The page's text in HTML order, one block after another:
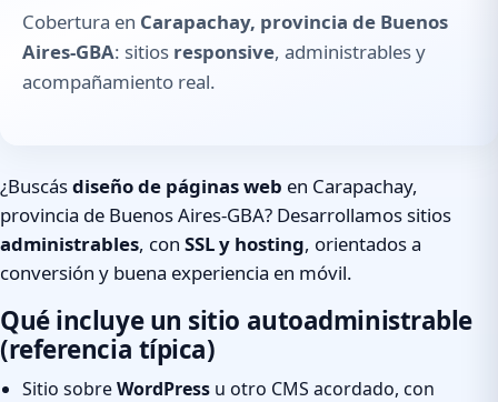
Cobertura en Carapachay, provincia de Buenos
Aires-GBA: sitios responsive, administrables y
acompañamiento real.
¿Buscásdiseño de páginas web en Carapachay,
provincia de Buenos Aires-GBA? Desarrollamos sitios
administrables, con SSL y hosting, orientados a
conversión y buena experiencia en móvil.
Qué incluye un sitio autoadministrable
(referencia típica)
Sitio sobreWordPress u otro CMS acordado, con